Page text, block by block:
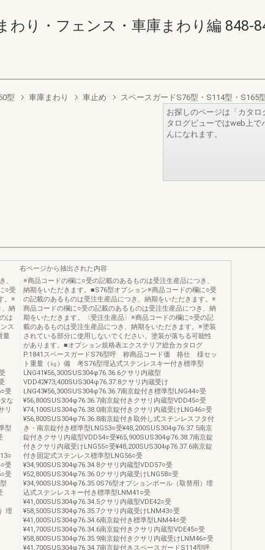
り・フェンス・車庫まわり編 848-
型 車庫まわり 車止め スペースガードS76型・S114型・S165
お探しのページは「カタ
タログビューではweb上で
んになれます。
、
○受
。※
、納
は
ス
量
受
な
リ
型
受
受
埋
右ページから抽出された内容
※商品コードの欄に○受の記載のあるものは受注生産品につき、
納期をいただきます。■S76型オプション※商品コードの欄に○受
の記載のあるものは受注生産品につき、納期をいただきます。※
商品コードの欄に○受の記載のあるものは受注生産品につき、納
期をいただきます。〈受注生産品〉※商品コードの欄に○受の記
載のあるものは受注生産品につき、納期をいただきます。※塗装
されている部分に使用しないでください。塗装が落ちる可能性
があります。■オプション規格表エクステリア総合カタログ
P.1841スペースガードS76型呼 称商品コード価 格仕 様セッ
ト重量（㎏）備 考S76型埋込式ステンレスキー付き標準型
LNG41¥56,300SUS304φ76.36.6クサリ内蔵型
VDD42¥73,400SUS304φ76.37.8クサリ内蔵受け
LNG43¥56,300SUS304φ76.36.7南京錠付き標準型LNG44○受
¥56,800SUS304φ76.36.7南京錠付きクサリ内蔵型VDD45○受
¥74,100SUS304φ76.38.0南京錠付きクサリ内蔵受けLNG46○受
¥56,800SUS304φ76.36.8南京錠付き取外し式ステンレスフタ付
き・南京錠付き標準型LNG53○受¥48,200SUS304φ76.37.5南京
錠付きクサリ内蔵型VDD54○受¥65,900SUS304φ76.38.7南京錠
付きクサリ内蔵受けLNG55○受¥48,200SUS304φ76.37.6南京錠
付き固定式ステンレス標準型LNG56○受
¥34,900SUS304φ76.34.8クサリ内蔵型VDD57○受
¥52,800SUS304φ76.36.0クサリ内蔵受けLNG58○受
¥34,900SUS304φ76.35.0S76型オプションポール（取替用）埋
込式ステンレスキー付き標準型LNM41○受
¥41,000SUS304φ76.34.5クサリ内蔵型VDE42○受
¥58,500SUS304φ76.35.7クサリ内蔵受けLNM43○受
¥41,000SUS304φ76.34.6南京錠付き標準型LNM44○受
¥41,700SUS304φ76.34.6南京錠付きクサリ内蔵型VDE45○受
¥58,800SUS304φ76.35.9南京錠付きクサリ内蔵受けLNM46○受
¥41,700SUS304φ76.34.7南京錠付きスペースガードS114型呼